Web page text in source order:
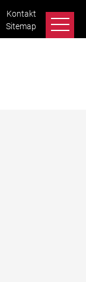
Kontakt
Sitemap